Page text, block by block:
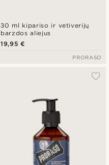
30 ml kipariso ir vetiverijų
barzdos aliejus
19,95 €
PRORASO